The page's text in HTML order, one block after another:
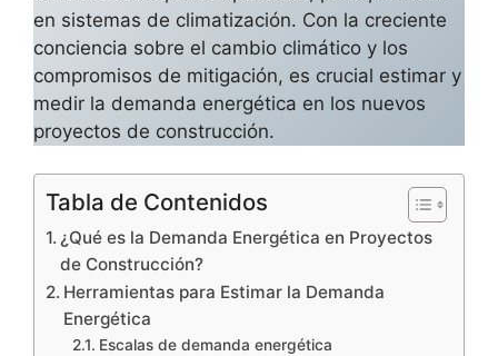
en sistemas de climatización. Con la creciente
conciencia sobre el cambio climático y los
compromisos de mitigación, es crucial estimar y
medir la demanda energética en los nuevos
proyectos de construcción.
Tabla de Contenidos
¿Qué es la Demanda Energética en Proyectos
de Construcción?
Herramientas para Estimar la Demanda
Energética
Escalas de demanda energética